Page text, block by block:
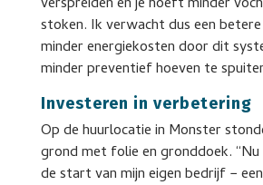
stoken. Ik verwacht dus een
minder energiekosten door dit
minder preventief hoeven te
Investeren in verbetering
Op de huurlocatie in Monster
grond met folie en gronddoek. “Nu
de start van mijn eigen bedrijf −